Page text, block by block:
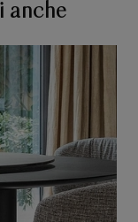
anche